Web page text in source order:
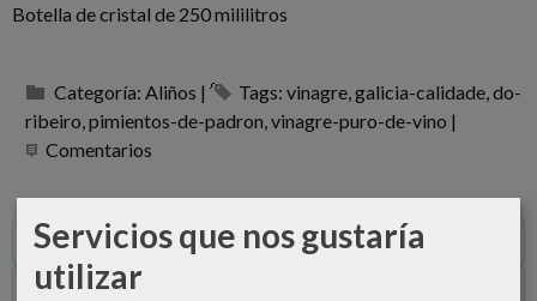
Botella de cristal de 250 mililitros
Categoría: Aliños | Tags: vinagre galicia-calidade do-
ribeiro pimientos-de-padron vinagre-puro-de-vino |
Comentarios
Descripción
Comentarios
Servicios que nos gustaría
utilizar